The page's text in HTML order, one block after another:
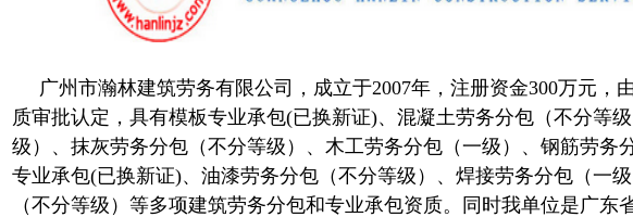
广州市瀚林建筑劳务有限公司，成立于2007年，注册资金300万元，
质审批认定，具有模板专业承包(已换新证)、混凝土劳务分包（不分等
级）、抹灰劳务分包（不分等级）、木工劳务分包（一级）、钢筋劳务
专业承包(已换新证)、油漆劳务分包（不分等级）、焊接劳务分包（一
（不分等级）等多项建筑劳务分包和专业承包资质。同时我单位是广东